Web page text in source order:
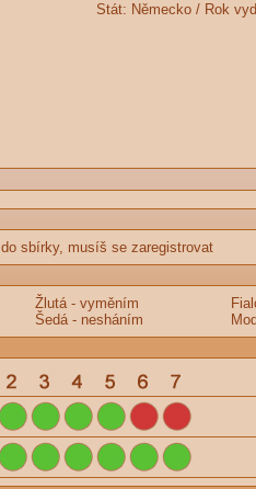
Stát: Německo / Rok
sbírky, musíš se zaregistrovat
Žlutá - vyměním
Šedá - nesháním